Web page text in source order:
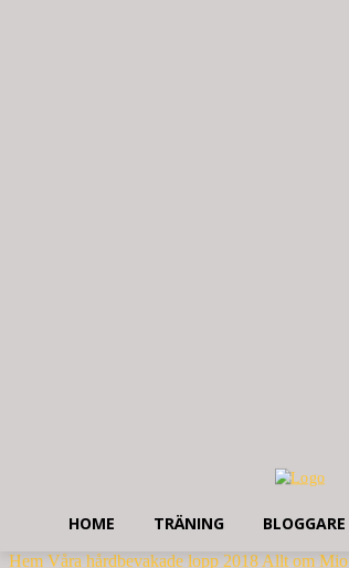
HOME TRÄNING BLOGGARE
Hem Våra hårdbevakade lopp 2018 Allt om